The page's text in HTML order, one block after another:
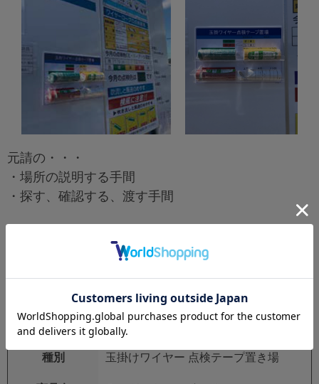
元請の・・・
・場所の説明する手間
・探す、確認する、渡す手間
を排除し、業務改善！！
【仕様】
種別 玉掛けワイヤー 点検テープ置き場